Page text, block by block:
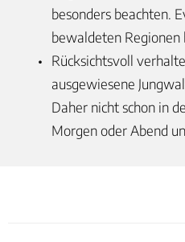
besonders beachten.
bewaldeten Regionen
Rücksichtsvoll
ausgewiesene
Daher nicht schon in
Morgen oder Abend